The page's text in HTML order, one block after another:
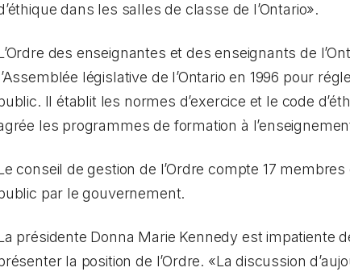
dans les salles de classe de l’Ontario».
des enseignantes et des enseignants de
législative de l’Ontario en 1996 pour
Il établit les normes d’exercice et le code
les programmes de formation à
conseil de gestion de l’Ordre compte 17
par le gouvernement.
présidente Donna Marie Kennedy est impatiente
la position de l’Ordre. «La discussion